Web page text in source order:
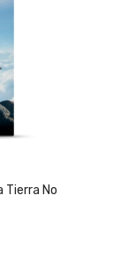
Tierra No